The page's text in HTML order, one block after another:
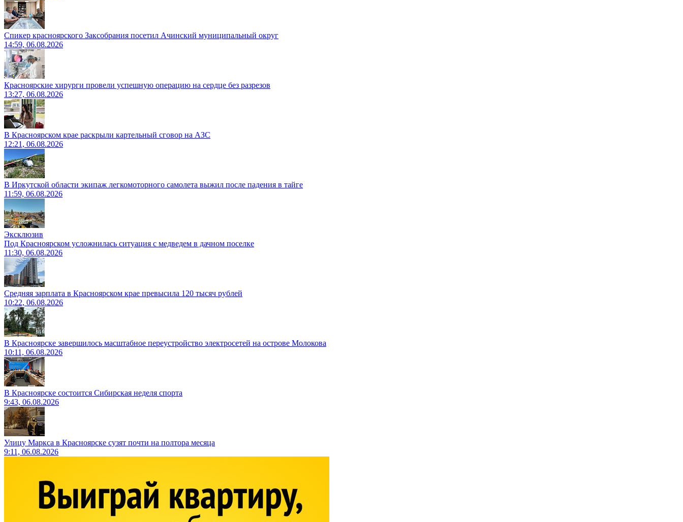
Спикер красноярского Заксобрания посетил Ачинский муниципальный округ
14:59, 06.08.2026
Красноярские хирурги провели успешную операцию на сердце без разрезов
13:27, 06.08.2026
В Красноярском крае раскрыли картельный сговор на АЗС
12:21, 06.08.2026
В Иркутской области экипаж легкомоторного самолета выжил после падения в тайге
11:59, 06.08.2026
Эксклюзив
Под Красноярском усложнилась ситуация с медведем в дачном поселке
11:30, 06.08.2026
Средняя зарплата в Красноярском крае превысила 120 тысяч рублей
10:22, 06.08.2026
В Красноярске завершилось масштабное переустройство электросетей на острове Молокова
10:11, 06.08.2026
В Красноярске состоится Сибирская неделя спорта
9:43, 06.08.2026
Улицу Маркса в Красноярске сузят почти на полтора месяца
9:11, 06.08.2026